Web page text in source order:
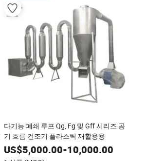
다기능 폐쇄 루프 Qg, Fg 및 Gff 시리즈 공
기 흐름 건조기 플라스틱 재활용용
US$5,000.00-10,000.00